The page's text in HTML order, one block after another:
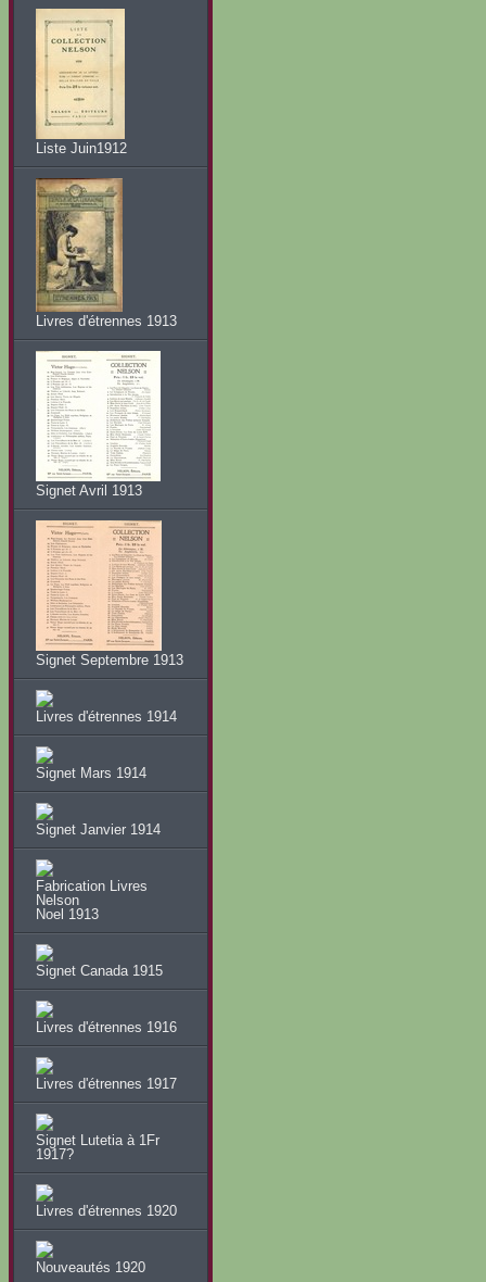
Liste Juin1912
Livres d'étrennes 1913
Signet Avril 1913
Signet Septembre 1913
Livres d'étrennes 1914
Signet Mars 1914
Signet Janvier 1914
Fabrication Livres
Nelson
Noel 1913
Signet Canada 1915
Livres d'étrennes 1916
Livres d'étrennes 1917
Signet Lutetia à 1Fr
1917?
Livres d'étrennes 1920
Nouveautés 1920